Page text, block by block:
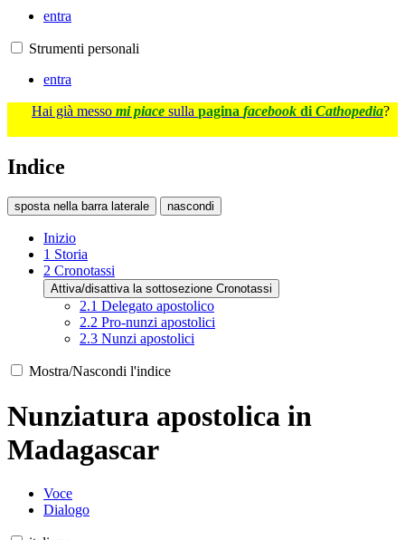
entra
Strumenti personali
entra
Hai già messo mi piace sulla pagina facebook di Cathopedia?
Indice
sposta nella barra laterale nascondi
Inizio
1 Storia
2 Cronotassi
Attiva/disattiva la sottosezione Cronotassi
2.1 Delegato apostolico
2.2 Pro-nunzi apostolici
2.3 Nunzi apostolici
Mostra/Nascondi l'indice
Nunziatura apostolica in
Madagascar
Voce
Dialogo